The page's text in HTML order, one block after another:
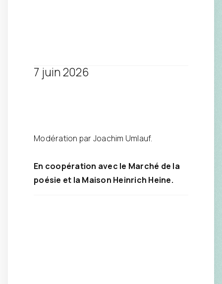
7 juin 2026
Modération par Joachim Umlauf.
En coopération avec le Marché de la
poésie et la Maison Heinrich Heine.